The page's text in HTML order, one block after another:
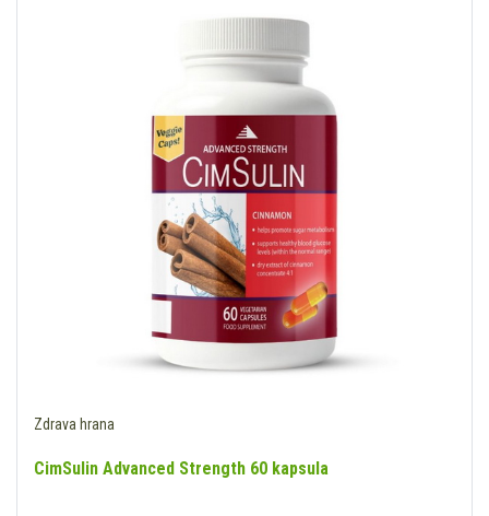
Zdrava hrana
CimSulin Advanced Strength 60 kapsula